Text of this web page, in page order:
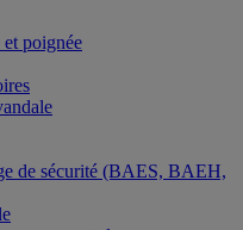
et poignée
de sécurité (BAES, BAEH,